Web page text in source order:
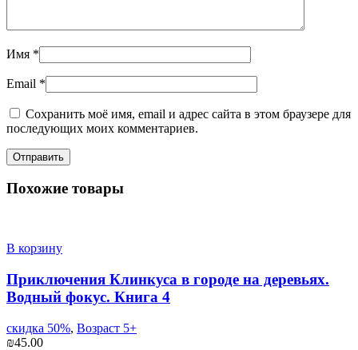
Имя *
Email *
Сохранить моё имя, email и адрес сайта в этом браузере для
последующих моих комментариев.
Похожие товары
В корзину
Приключения Клинкуса в городе на деревьях.
Водный фокус. Книга 4
скидка 50%, Возраст 5+
₪45.00